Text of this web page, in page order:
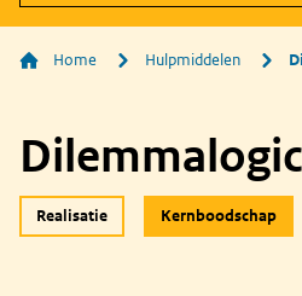
Home Hulpmiddelen
Realisatie Kernboodschap